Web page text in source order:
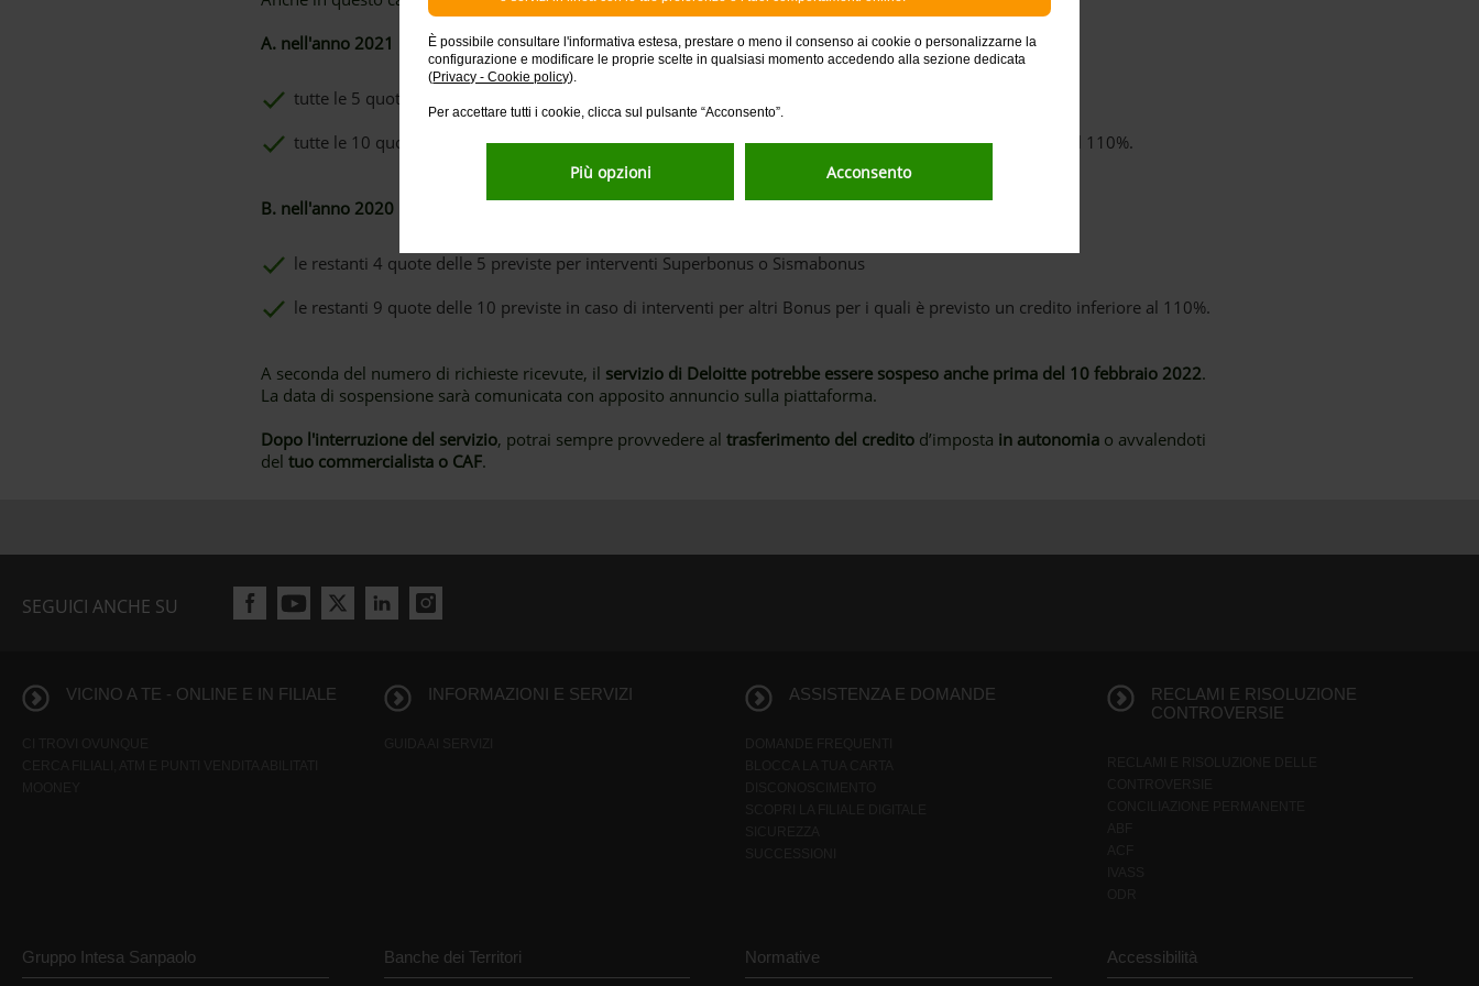
È possibile consultare l'informativa estesa, prestare o meno il consenso ai cookie o personalizzarne la
configurazione e modificare le proprie scelte in qualsiasi momento accedendo alla sezione dedicata
(Privacy - Cookie policy).
Per accettare tutti i cookie, clicca sul pulsante “Acconsento”.
Più opzioni Acconsento
A. nell'anno 2021
tutte le 5 quote previste per interventi Superbonus o Sismabonus
tutte le 10 quote previste in caso di interventi per altri Bonus per i quali è previsto un credito inferiore al 110%.
B. nell'anno 2020
le restanti 4 quote delle 5 previste per interventi Superbonus o Sismabonus
le restanti 9 quote delle 10 previste in caso di interventi per altri Bonus per i quali è previsto un credito inferiore al 110%.
A seconda del numero di richieste ricevute, il servizio di Deloitte potrebbe essere sospeso anche prima del 10 febbraio 2022.
La data di sospensione sarà comunicata con apposito annuncio sulla piattaforma.
Dopo l'interruzione del servizio, potrai sempre provvedere al trasferimento del creditod’imposta in autonomiao avvalendoti
del tuo commercialista o CAF.
SEGUICI ANCHE SU
VICINO A TE - ONLINE E IN FILIALE INFORMAZIONI E SERVIZI ASSISTENZA E DOMANDE
RECLAMI E RISOLUZIONE
CONTROVERSIE
Gruppo Intesa Sanpaolo Banche dei Territori Normative Accessibilità